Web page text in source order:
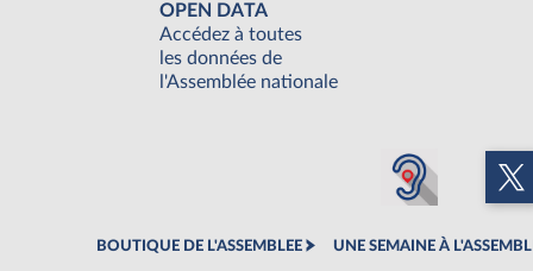
OPEN DATA
Accédez à toutes
les données de
l'Assemblée nationale
BOUTIQUE DE L'ASSEMBLEE UNE SEMAINE À